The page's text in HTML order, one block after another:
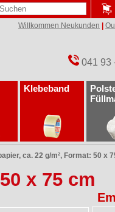
Willkommen Neukunden
041
Klebeband
ca. 22 g/m², Format: 50 x
x 75 cm